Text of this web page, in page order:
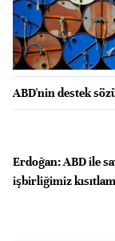
ABD'nin destek
Erdoğan: ABD ile
işbirliğimiz